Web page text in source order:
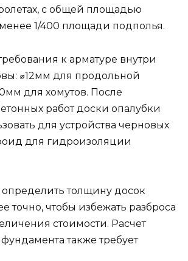
с общей площадью
1/400 площади подполья.
к арматуре внутри
⌀12мм для продольной
для хомутов. После
работ доски опалубки
для устройства черновых
для гидроизоляции
толщину досок
точно, чтобы избежать разброса
стоимости. Расчет
также требует